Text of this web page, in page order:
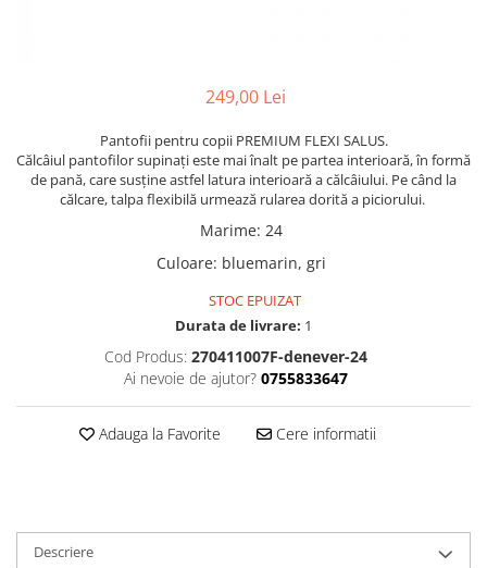
249,00 Lei
Pantofii pentru copii PREMIUM FLEXI SALUS.
Călcâiul pantofilor supinați este mai înalt pe partea interioară, în formă
de pană, care susține astfel latura interioară a călcâiului. Pe când la
călcare, talpa flexibilă urmează rularea dorită a piciorului.
Marime: 24
Culoare: bluemarin, gri
STOC EPUIZAT
Durata de livrare: 1
Cod Produs: 270411007F-denever-24
Ai nevoie de ajutor? 0755833647
Adauga la Favorite Cere informatii
Descriere